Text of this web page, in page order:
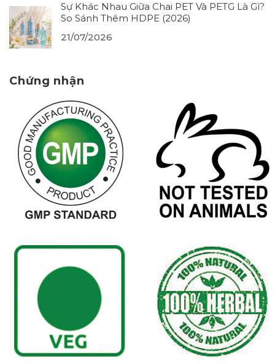
Sự Khác Nhau Giữa Chai PET Và PETG Là Gì?
So Sánh Thêm HDPE (2026)
21/07/2026
Chứng nhận